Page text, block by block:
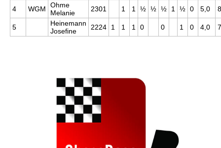
4 WGM
Ohme
Melanie
2301 1 1 ½ ½ ½ 1 ½ 0 5,0 8
5
Heinemann
Josefine
2224 1 1 1 0 0 1 0 4,0 7